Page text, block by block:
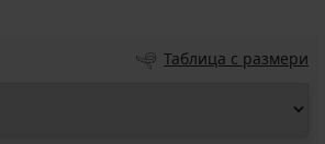
Таблица с размери